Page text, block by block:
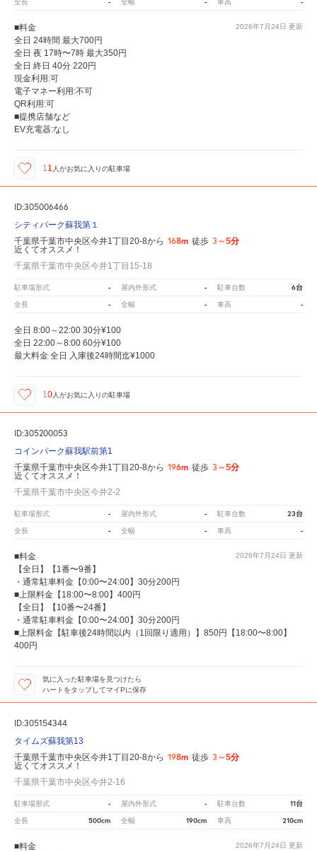
全長 - 全幅 - 車高 -
2026年7月24日 更新
■料金
全日 24時間 最大700円
全日 夜 17時〜7時 最大350円
全日 終日 40分 220円
現金利用:可
電子マネー利用:不可
QR利用:可
■提携店舗など
EV充電器:なし
11 人がお気に入りの駐車場
ID:305006466
シティパーク蘇我第１
千葉県千葉市中央区今井1丁目20-8から 168m 徒歩 3～5分
近くてオススメ！
千葉県千葉市中央区今井1丁目15-18
駐車場形式 - 屋内外形式 - 駐車台数 6台
全長 - 全幅 - 車高 -
全日 8:00～22:00 30分¥100
全日 22:00～8:00 60分¥100
最大料金 全日 入庫後24時間迄¥1000
10人がお気に入りの駐車場
ID:305200053
コインパーク蘇我駅前第1
千葉県千葉市中央区今井1丁目20-8から 196m 徒歩 3～5分
近くてオススメ！
千葉県千葉市中央区今井2-2
駐車場形式 - 屋内外形式 - 駐車台数 23台
全長 - 全幅 - 車高 -
2026年7月24日 更新
■料金
【全日】【1番〜9番】
・通常駐車料金【0:00〜24:00】30分200円
■上限料金【18:00〜8:00】400円
【全日】【10番〜24番】
・通常駐車料金【0:00〜24:00】30分200円
■上限料金【駐車後24時間以内（1回限り適用）】850円【18:00〜8:00】
400円
気に入った駐車場を見つけたら
ハートをタップしてマイPに保存
ID:305154344
タイムズ蘇我第13
千葉県千葉市中央区今井1丁目20-8から 198m 徒歩 3～5分
近くてオススメ！
千葉県千葉市中央区今井2-16
駐車場形式 - 屋内外形式 - 駐車台数 11台
全長 500cm 全幅 190cm 車高 210cm
2026年7月24日 更新
■料金